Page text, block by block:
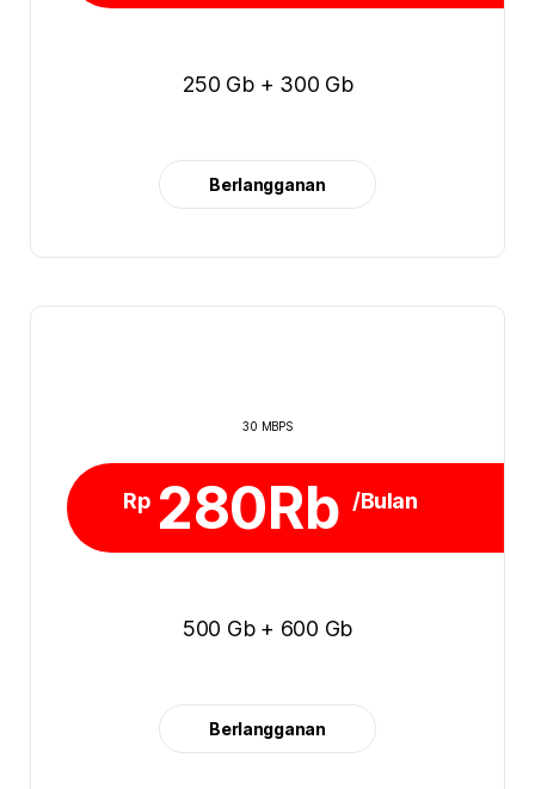
250 Gb + 300 Gb
Berlangganan
30 MBPS
Rp 280Rb /Bulan
500 Gb + 600 Gb
Berlangganan